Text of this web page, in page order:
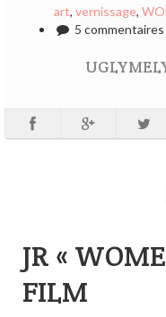
art, vernissage,
5 commentaires
JR «
FILM